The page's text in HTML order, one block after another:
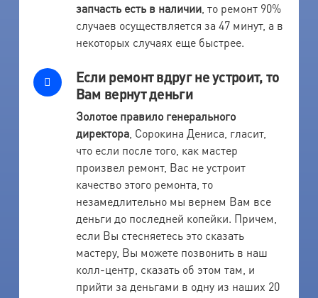
запчасть есть в наличии, то ремонт 90%
случаев осуществляется за 47 минут, а в
некоторых случаях еще быстрее.
Если ремонт вдруг не устроит, то
Вам вернут деньги
Золотое правило генерального
директора, Сорокина Дениса, гласит,
что если после того, как мастер
произвел ремонт, Вас не устроит
качество этого ремонта, то
незамедлительно мы вернем Вам все
деньги до последней копейки. Причем,
если Вы стесняетесь это сказать
мастеру, Вы можете позвонить в наш
колл-центр, сказать об этом там, и
прийти за деньгами в одну из наших 20